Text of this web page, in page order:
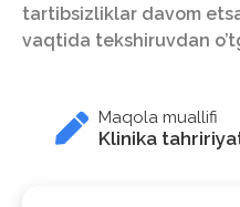
tartibsizliklar davom
vaqtida tekshiruvdan
Maqola muallifi
Klinika